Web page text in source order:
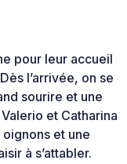
pour leur accueil
l’arrivée, on se
sourire et une
et Catharina
et une
à s’attabler.